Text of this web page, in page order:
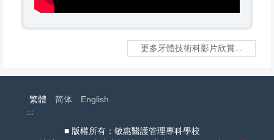
更多牙體技術科影片欣賞...
繁體 简体
English
:::
■ 版權所有：敏惠醫護管理專科學校